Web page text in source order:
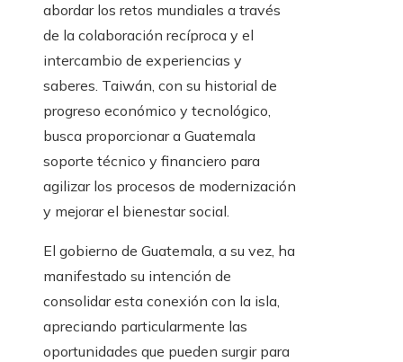
abordar los retos mundiales a través
de la colaboración recíproca y el
intercambio de experiencias y
saberes. Taiwán, con su historial de
progreso económico y tecnológico,
busca proporcionar a Guatemala
soporte técnico y financiero para
agilizar los procesos de modernización
y mejorar el bienestar social.
El gobierno de Guatemala, a su vez, ha
manifestado su intención de
consolidar esta conexión con la isla,
apreciando particularmente las
oportunidades que pueden surgir para